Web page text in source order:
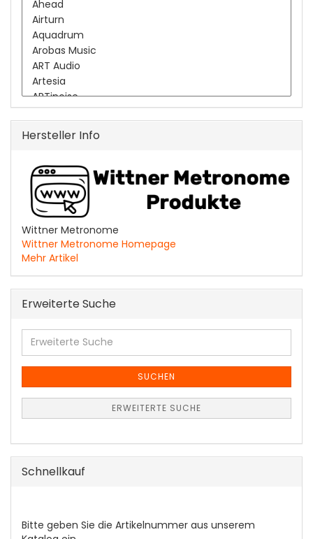
Hersteller Info
Wittner Metronome
Wittner Metronome Homepage
Mehr Artikel
Erweiterte Suche
Erweiterte
Suche
SUCHEN
ERWEITERTE SUCHE
Schnellkauf
BITTE
Bitte geben Sie die Artikelnummer aus unserem